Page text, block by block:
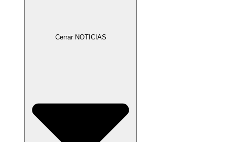
Cerrar NOTICIAS